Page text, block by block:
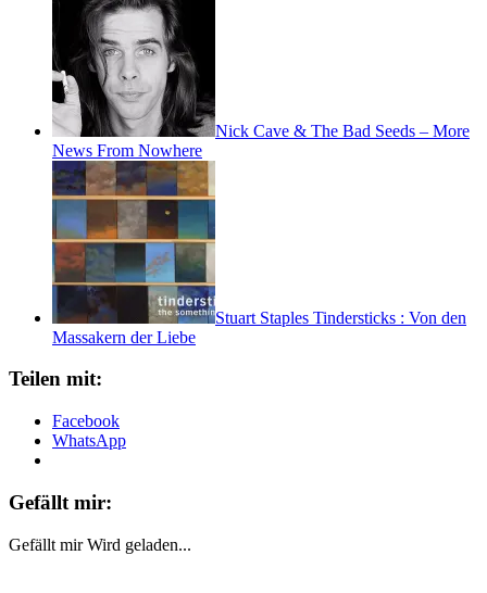
Nick Cave & The Bad Seeds – More
News From Nowhere
Stuart Staples Tindersticks : Von den
Massakern der Liebe
Teilen mit:
Facebook
WhatsApp
Gefällt mir:
Gefällt mir Wird geladen...